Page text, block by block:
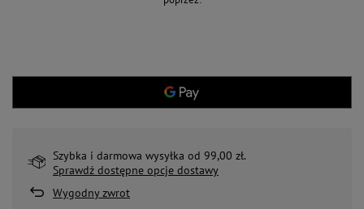
Szybka i darmowa wysyłka od 99,00 zł.
Sprawdź dostępne opcje dostawy
Wygodny zwrot